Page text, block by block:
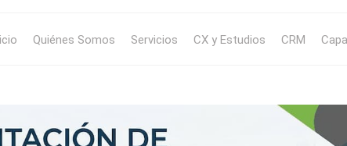
Quiénes Somos Servicios CX y Estudios CRM